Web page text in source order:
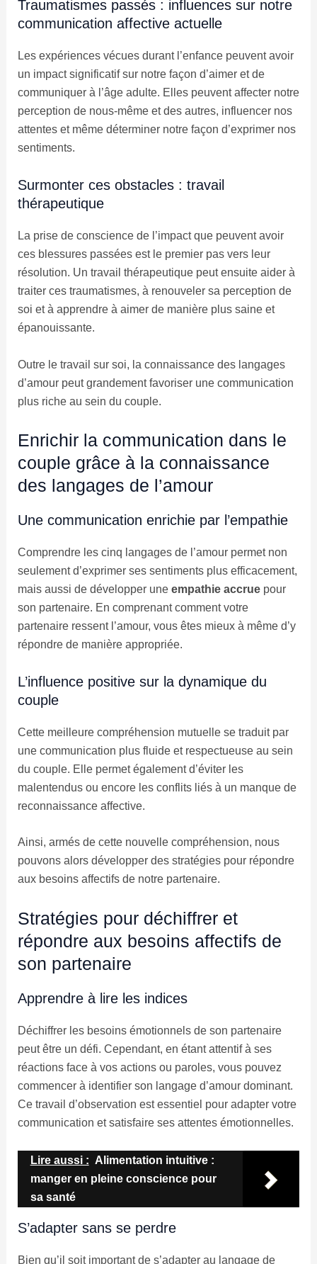
Traumatismes passés : influences sur notre
communication affective actuelle
Les expériences vécues durant l’enfance peuvent avoir
un impact significatif sur notre façon d’aimer et de
communiquer à l’âge adulte. Elles peuvent affecter notre
perception de nous-même et des autres, influencer nos
attentes et même déterminer notre façon d’exprimer nos
sentiments.
Surmonter ces obstacles : travail
thérapeutique
La prise de conscience de l’impact que peuvent avoir
ces blessures passées est le premier pas vers leur
résolution. Un travail thérapeutique peut ensuite aider à
traiter ces traumatismes, à renouveler sa perception de
soi et à apprendre à aimer de manière plus saine et
épanouissante.
Outre le travail sur soi, la connaissance des langages
d’amour peut grandement favoriser une communication
plus riche au sein du couple.
Enrichir la communication dans le
couple grâce à la connaissance
des langages de l’amour
Une communication enrichie par l’empathie
Comprendre les cinq langages de l’amour permet non
seulement d’exprimer ses sentiments plus efficacement,
mais aussi de développer une empathie accruepour
son partenaire. En comprenant comment votre
partenaire ressent l’amour, vous êtes mieux à même d’y
répondre de manière appropriée.
L’influence positive sur la dynamique du
couple
Cette meilleure compréhension mutuelle se traduit par
une communication plus fluide et respectueuse au sein
du couple. Elle permet également d’éviter les
malentendus ou encore les conflits liés à un manque de
reconnaissance affective.
Ainsi, armés de cette nouvelle compréhension, nous
pouvons alors développer des stratégies pour répondre
aux besoins affectifs de notre partenaire.
Stratégies pour déchiffrer et
répondre aux besoins affectifs de
son partenaire
Apprendre à lire les indices
Déchiffrer les besoins émotionnels de son partenaire
peut être un défi. Cependant, en étant attentif à ses
réactions face à vos actions ou paroles, vous pouvez
commencer à identifier son langage d’amour dominant.
Ce travail d’observation est essentiel pour adapter votre
communication et satisfaire ses attentes émotionnelles.
Lire aussi : Alimentation intuitive :
manger en pleine conscience pour
sa santé
S’adapter sans se perdre
Bien qu’il soit important de s’adapter au langage de